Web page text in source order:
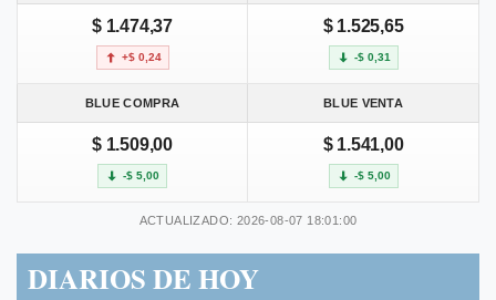
$ 1.474,37
+$ 0,24
$ 1.525,65
-$ 0,31
BLUE COMPRA BLUE VENTA
$ 1.509,00
-$ 5,00
$ 1.541,00
-$ 5,00
ACTUALIZADO: 2026-08-07 18:01:00
DIARIOS DE HOY